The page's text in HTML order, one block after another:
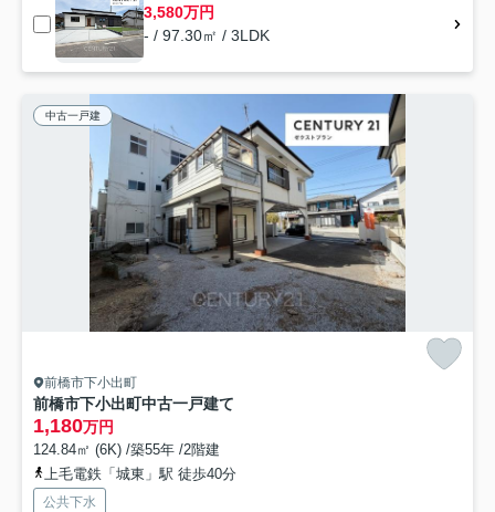
3,580万円
- / 97.30㎡ / 3LDK
中古一戸建
前橋市下小出町
前橋市下小出町中古一戸建て
1,180万円
124.84㎡ (6K) /築55年 /2階建
上毛電鉄「城東」駅 徒歩40分
公共下水